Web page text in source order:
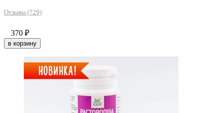
Отзывы (729)
370 ₽
в корзину